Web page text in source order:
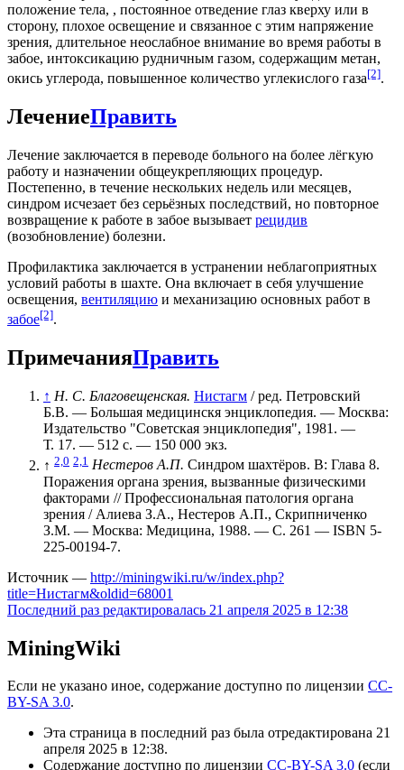
положение тела, , постоянное отведение глаз кверху или в
сторону, плохое освещение и связанное с этим напряжение
зрения, длительное неослабное внимание во время работы в
забое, интоксикацию рудничным газом, содержащим метан,
окись углерода, повышенное количество углекислого газа[2].
ЛечениеПравить
Лечение заключается в переводе больного на более лёгкую
работу и назначении общеукрепляющих процедур.
Постепенно, в течение нескольких недель или месяцев,
синдром исчезает без серьёзных последствий, но повторное
возвращение к работе в забое вызывает рецидив
(возобновление) болезни.
Профилактика заключается в устранении неблагоприятных
условий работы в шахте. Она включает в себя улучшение
освещения, вентиляцию и механизацию основных работ в
забое[2].
ПримечанияПравить
↑ H. С. Благовещенская. Нистагм / ред. Петровский
Б.В. — Большая медицинскя энциклопедия. — Москва:
Издательство "Советская энциклопедия", 1981. —
Т. 17. — 512 с. — 150 000 экз.
↑ 2,0 2,1 Нестеров А.П. Синдром шахтёров. В: Глава 8.
Поражения органа зрения, вызванные физическими
факторами // Профессиональная патология органа
зрения / Алиева З.А., Нестеров А.П., Скрипниченко
З.М. — Москва: Медицина, 1988. — С. 261 — ISBN 5-
225-00194-7.
Источник — http://miningwiki.ru/w/index.php?
title=Нистагм&oldid=68001
Последний раз редактировалась 21 апреля 2025 в 12:38
MiningWiki
Если не указано иное, содержание доступно по лицензии CC-
BY-SA 3.0.
Эта страница в последний раз была отредактирована 21
апреля 2025 в 12:38.
Содержание доступно по лицензии CC-BY-SA 3.0 (если